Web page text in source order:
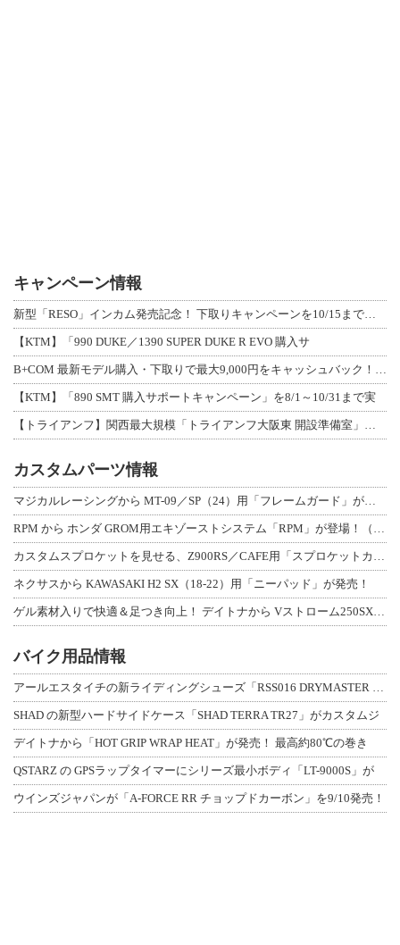
キャンペーン情報
【KTM】「990 DUKE／1390 SUPER DUKE R EVO 購入サ
【KTM】「890 SMT 購入サポートキャンペーン」を8/1～10/31まで実
カスタムパーツ情報
ネクサスから KAWASAKI H2 SX（18-22）用「ニーパッド」が発売！
バイク用品情報
SHAD の新型ハードサイドケース「SHAD TERRA TR27」がカスタムジ
デイトナから「HOT GRIP WRAP HEAT」が発売！ 最高約80℃の巻き
QSTARZ の GPSラップタイマーにシリーズ最小ボディ「LT-9000S」が
ウインズジャパンが「A-FORCE RR チョップドカーボン」を9/10発売！